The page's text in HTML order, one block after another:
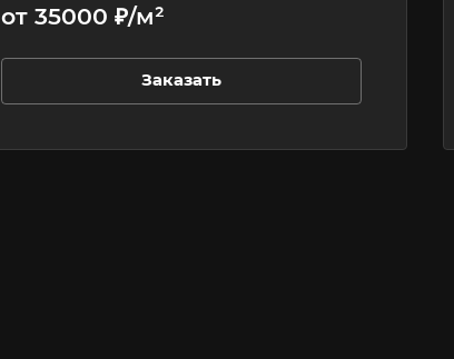
от 35000 ₽/м²
Заказать